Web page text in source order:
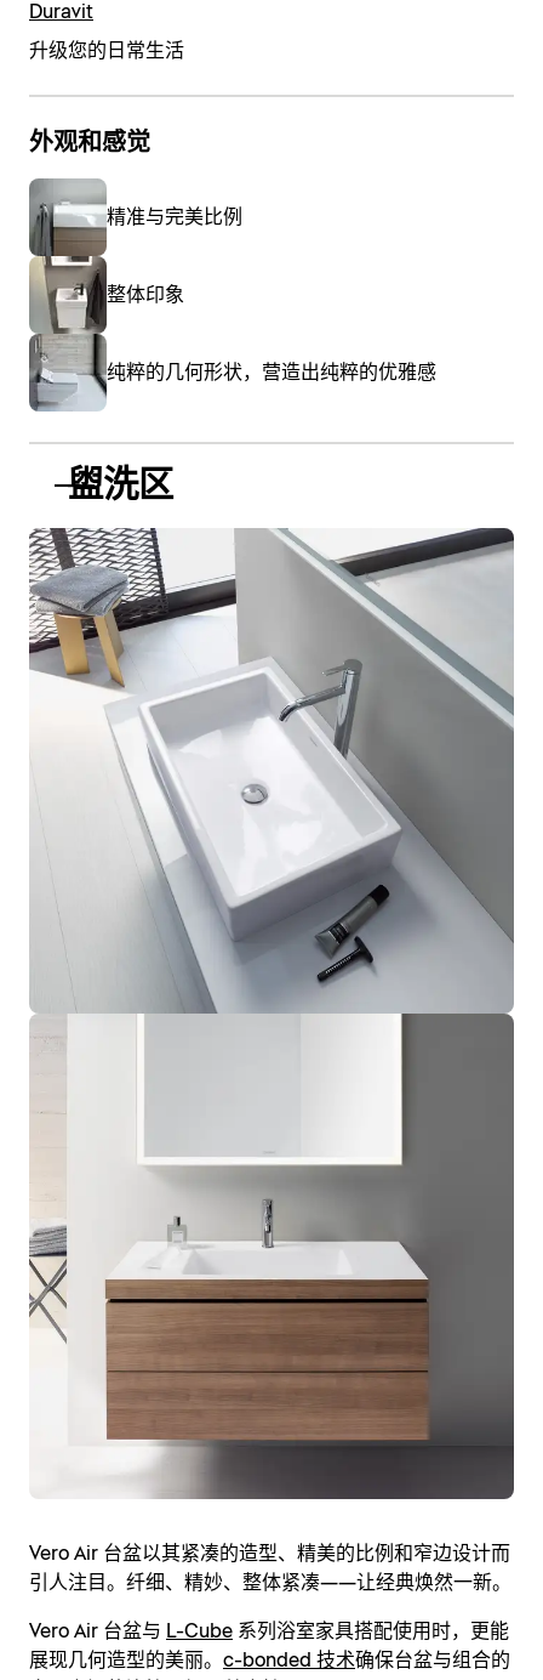
Duravit
升级您的日常生活
外观和感觉
精准与完美比例
整体印象
纯粹的几何形状，营造出纯粹的优雅感
盥洗区
Vero Air 台盆以其紧凑的造型、精美的比例和窄边设计而
引人注目。纤细、精妙、整体紧凑——让经典焕然一新。
Vero Air 台盆与 L-Cube 系列浴室家具搭配使用时，更能
展现几何造型的美丽。 c-bonded 技术确保台盆与组合的